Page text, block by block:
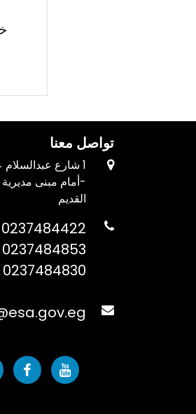
تواصل معنا
1 شارع
-أمام مبنى
القديم
0237484422
0237484853
0237484830